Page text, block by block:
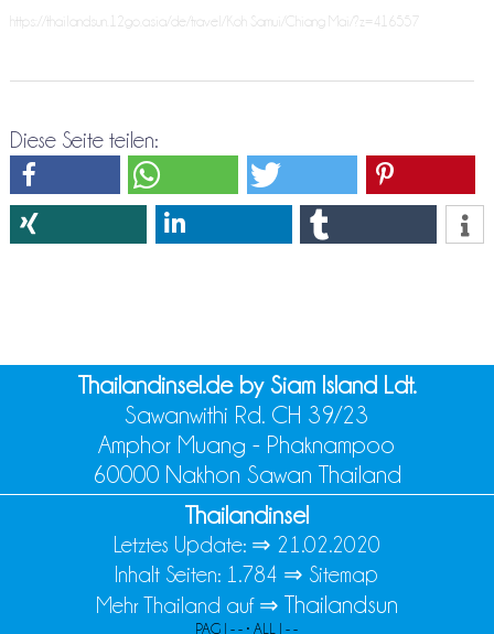
https://thailandsun.12go.asia/de/travel/Koh Samui/Chiang Mai/?z=416557
Diese Seite teilen:
Thailandinsel.de by Siam Island Ldt.
Sawanwithi Rd. CH 39/23
Amphor Muang - Phaknampoo
60000 Nakhon Sawan Thailand
Thailandinsel
Letztes Update: ⇒ 21.02.2020
Inhalt Seiten: 1.784 ⇒ Sitemap
Mehr Thailand auf ⇒ Thailandsun
PAG | - - • ALL | - -